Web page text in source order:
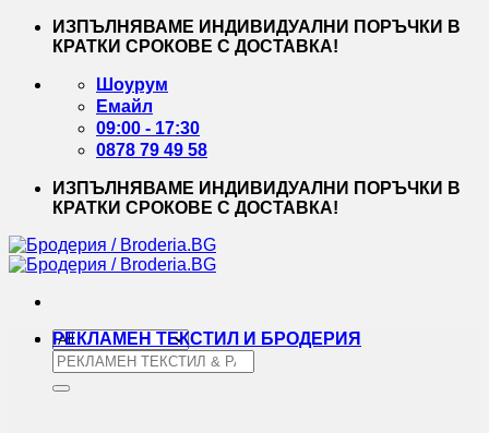
Skip
ИЗПЪЛНЯВАМЕ ИНДИВИДУАЛНИ ПОРЪЧКИ В
КРАТКИ СРОКОВЕ С ДОСТАВКА!
Шоурум
Емайл
09:00 - 17:30
0878 79 49 58
ИЗПЪЛНЯВАМЕ ИНДИВИДУАЛНИ ПОРЪЧКИ В
КРАТКИ СРОКОВЕ С ДОСТАВКА!
Търсене
за:
РЕКЛАМЕН ТЕКСТИЛ И БРОДЕРИЯ